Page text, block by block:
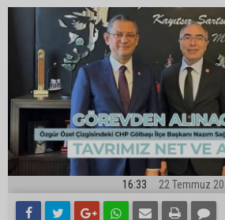
16:33 22 Temmuz